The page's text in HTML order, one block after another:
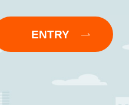
ENTRY